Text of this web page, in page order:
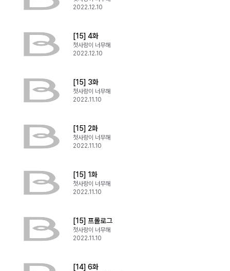
2022.12.10
[15] 4화
첫사랑이 너무해
2022.12.10
[15] 3화
첫사랑이 너무해
2022.11.10
[15] 2화
첫사랑이 너무해
2022.11.10
[15] 1화
첫사랑이 너무해
2022.11.10
[15] 프롤로그
첫사랑이 너무해
2022.11.10
[14] 6화